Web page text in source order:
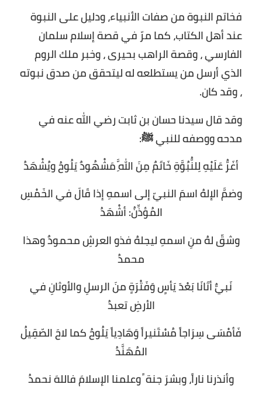
فخاتم النبوة من صفات الأنبياء، ودليل على النبوة
عند أهل الكتاب، كما مرّ في قصة إسلام سلمان
الفارسي ، وقصة الراهب بحيرى ، وخبر ملك الروم
الذي أرسل من يستطلعه له ليتحقق من صدق نبوته
، وقد كان.
وقد قال سيدنا حسان بن ثابت رضي الله عنه في
مدحه ووصفه للنبي ﷺ:
أغَرُّ عَلَيْهِ لِلنُّبُوَّةِ خَاتَمٌ مِنَ اللَّهِ مَشْهُودٌ يَلُوحُ ويُشْهَدُ
وضمَّ الإلهُ اسمَ النبيّ إلى اسمهِ إذا قَالَ في الخَمْسِ
المُؤذِّنُ: أشْهَدُ
وشقّ لهُ منِ اسمهِ ليجلهُ فذو العرشِ محمودٌ وهذا
محمدُ
نَبيٌّ أتَانَا بَعْدَ يَأسٍ وَفَتْرَةٍ منَ الرسلِ والأوثانِ في
الأرضِ تعبدُ
فَأمْسَى سِرَاجاً مُسْتَنيراً وَهَادِياً يَلُوحُ كما لاحَ الصّقِيلُ
المُهَنَّدُ
وأنذرنا ناراً، وبشرَ جنة ً وعلمنا الإسلامَ فاللهَ نحمدُ